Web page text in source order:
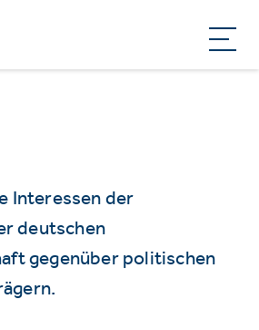
Interessen der
deutschen
gegenüber politischen